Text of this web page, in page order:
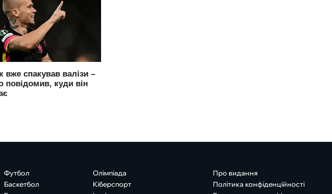
Футбол
Баскетбол
Олімпіада
Кіберспорт
Про видання
Політика конфіденційності